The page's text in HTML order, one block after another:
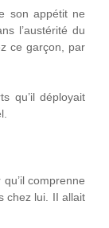
son appétit ne
l’austérité du
ce garçon, par
qu’il déployait
comprenne
chez lui. II allait